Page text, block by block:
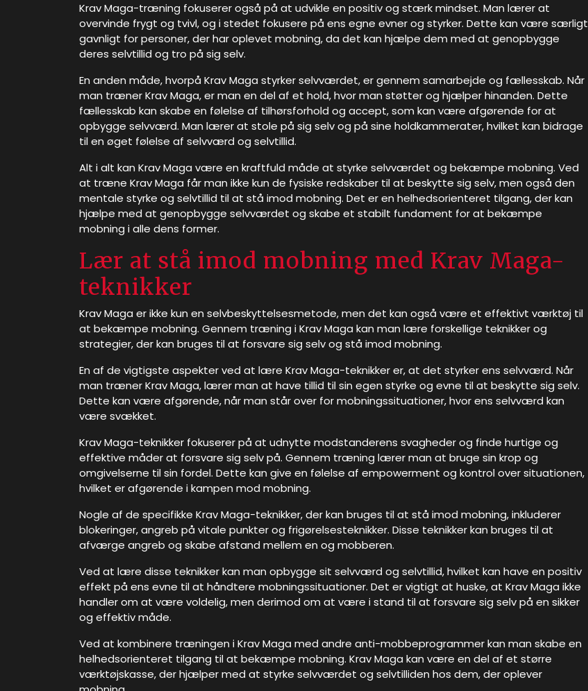
Krav Maga-træning fokuserer også på at udvikle en positiv og stærk mindset. Man lærer at
overvinde frygt og tvivl, og i stedet fokusere på ens egne evner og styrker. Dette kan være særligt
gavnligt for personer, der har oplevet mobning, da det kan hjælpe dem med at genopbygge
deres selvtillid og tro på sig selv.
En anden måde, hvorpå Krav Maga styrker selvværdet, er gennem samarbejde og fællesskab. Når
man træner Krav Maga, er man en del af et hold, hvor man støtter og hjælper hinanden. Dette
fællesskab kan skabe en følelse af tilhørsforhold og accept, som kan være afgørende for at
opbygge selvværd. Man lærer at stole på sig selv og på sine holdkammerater, hvilket kan bidrage
til en øget følelse af selvværd og selvtillid.
Alt i alt kan Krav Maga være en kraftfuld måde at styrke selvværdet og bekæmpe mobning. Ved
at træne Krav Maga får man ikke kun de fysiske redskaber til at beskytte sig selv, men også den
mentale styrke og selvtillid til at stå imod mobning. Det er en helhedsorienteret tilgang, der kan
hjælpe med at genopbygge selvværdet og skabe et stabilt fundament for at bekæmpe
mobning i alle dens former.
Lær at stå imod mobning med Krav Maga-
teknikker
Krav Maga er ikke kun en selvbeskyttelsesmetode, men det kan også være et effektivt værktøj til
at bekæmpe mobning. Gennem træning i Krav Maga kan man lære forskellige teknikker og
strategier, der kan bruges til at forsvare sig selv og stå imod mobning.
En af de vigtigste aspekter ved at lære Krav Maga-teknikker er, at det styrker ens selvværd. Når
man træner Krav Maga, lærer man at have tillid til sin egen styrke og evne til at beskytte sig selv.
Dette kan være afgørende, når man står over for mobningssituationer, hvor ens selvværd kan
være svækket.
Krav Maga-teknikker fokuserer på at udnytte modstanderens svagheder og finde hurtige og
effektive måder at forsvare sig selv på. Gennem træning lærer man at bruge sin krop og
omgivelserne til sin fordel. Dette kan give en følelse af empowerment og kontrol over situationen,
hvilket er afgørende i kampen mod mobning.
Nogle af de specifikke Krav Maga-teknikker, der kan bruges til at stå imod mobning, inkluderer
blokeringer, angreb på vitale punkter og frigørelsesteknikker. Disse teknikker kan bruges til at
afværge angreb og skabe afstand mellem en og mobberen.
Ved at lære disse teknikker kan man opbygge sit selvværd og selvtillid, hvilket kan have en positiv
effekt på ens evne til at håndtere mobningssituationer. Det er vigtigt at huske, at Krav Maga ikke
handler om at være voldelig, men derimod om at være i stand til at forsvare sig selv på en sikker
og effektiv måde.
Ved at kombinere træningen i Krav Maga med andre anti-mobbeprogrammer kan man skabe en
helhedsorienteret tilgang til at bekæmpe mobning. Krav Maga kan være en del af et større
værktøjskasse, der hjælper med at styrke selvværdet og selvtilliden hos dem, der oplever